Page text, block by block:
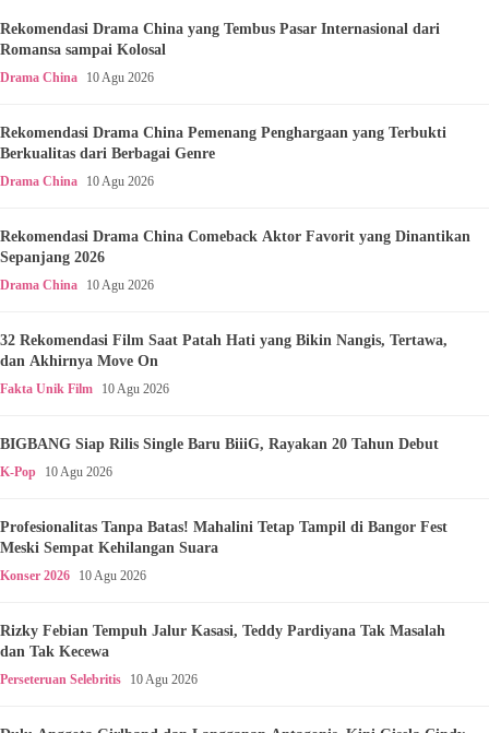
Rekomendasi Drama China yang Tembus Pasar Internasional dari
Romansa sampai Kolosal
Drama China 10 Agu 2026
Rekomendasi Drama China Pemenang Penghargaan yang Terbukti
Berkualitas dari Berbagai Genre
Drama China 10 Agu 2026
Rekomendasi Drama China Comeback Aktor Favorit yang Dinantikan
Sepanjang 2026
Drama China 10 Agu 2026
32 Rekomendasi Film Saat Patah Hati yang Bikin Nangis, Tertawa,
dan Akhirnya Move On
Fakta Unik Film 10 Agu 2026
BIGBANG Siap Rilis Single Baru BiiiG, Rayakan 20 Tahun Debut
K-Pop 10 Agu 2026
Profesionalitas Tanpa Batas! Mahalini Tetap Tampil di Bangor Fest
Meski Sempat Kehilangan Suara
Konser 2026 10 Agu 2026
Rizky Febian Tempuh Jalur Kasasi, Teddy Pardiyana Tak Masalah
dan Tak Kecewa
Perseteruan Selebritis 10 Agu 2026